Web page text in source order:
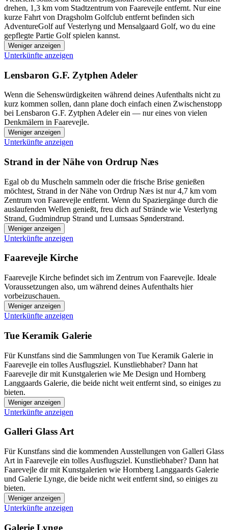
drehen, 1,3 km vom Stadtzentrum von Faarevejle entfernt. Nur eine
kurze Fahrt von Dragsholm Golfclub entfernt befinden sich
AdventureGolf auf Vesterlyng und Mensalgaard Golf, wo du eine
gepflegte Partie Golf spielen kannst.
Weniger anzeigen
Unterkünfte anzeigen
Lensbaron G.F. Zytphen Adeler
Wenn die Sehenswürdigkeiten während deines Aufenthalts nicht zu
kurz kommen sollen, dann plane doch einfach einen Zwischenstopp
bei Lensbaron G.F. Zytphen Adeler ein — nur eines von vielen
Denkmälern in Faarevejle.
Weniger anzeigen
Unterkünfte anzeigen
Strand in der Nähe von Ordrup Næs
Egal ob du Muscheln sammeln oder die frische Brise genießen
möchtest, Strand in der Nähe von Ordrup Næs ist nur 4,7 km vom
Zentrum von Faarevejle entfernt. Wenn du Spaziergänge durch die
auslaufenden Wellen genießt, freu dich auf Strände wie Vesterlyng
Strand, Gudmindrup Strand und Lumsaas Sønderstrand.
Weniger anzeigen
Unterkünfte anzeigen
Faarevejle Kirche
Faarevejle Kirche befindet sich im Zentrum von Faarevejle. Ideale
Voraussetzungen also, um während deines Aufenthalts hier
vorbeizuschauen.
Weniger anzeigen
Unterkünfte anzeigen
Tue Keramik Galerie
Für Kunstfans sind die Sammlungen von Tue Keramik Galerie in
Faarevejle ein tolles Ausflugsziel. Kunstliebhaber? Dann hat
Faarevejle dir mit Kunstgalerien wie Me Design und Hornberg
Langgaards Galerie, die beide nicht weit entfernt sind, so einiges zu
bieten.
Weniger anzeigen
Unterkünfte anzeigen
Galleri Glass Art
Für Kunstfans sind die kommenden Ausstellungen von Galleri Glass
Art in Faarevejle ein tolles Ausflugsziel. Kunstliebhaber? Dann hat
Faarevejle dir mit Kunstgalerien wie Hornberg Langgaards Galerie
und Galerie Lynge, die beide nicht weit entfernt sind, so einiges zu
bieten.
Weniger anzeigen
Unterkünfte anzeigen
Galerie Lynge